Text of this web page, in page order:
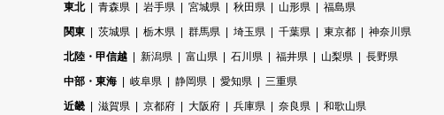
東北
青森県 岩手県 宮城県 秋田県 山形県
福島県
関東
茨城県 栃木県 群馬県 埼玉県 千葉県 東京都
神奈川県
北陸・甲信越
新潟県 富山県 石川県 福井県 山梨県
長野県
中部・東海
岐阜県 静岡県 愛知県
三重県
近畿
滋賀県 京都府 大阪府 兵庫県 奈良県
和歌山県